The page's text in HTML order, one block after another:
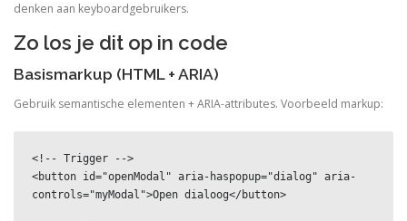
denken aan keyboardgebruikers.
Zo los je dit op in code
Basismarkup (HTML + ARIA)
Gebruik semantische elementen + ARIA-attributes. Voorbeeld markup:
<!-- Trigger -->
<button id="openModal" aria-haspopup="dialog" aria-
controls="myModal">Open dialoog</button>